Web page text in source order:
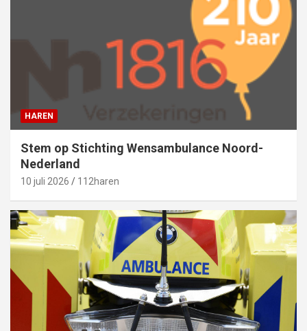
HAREN
Stem op Stichting Wensambulance Noord-
Nederland
10 juli 2026 112haren